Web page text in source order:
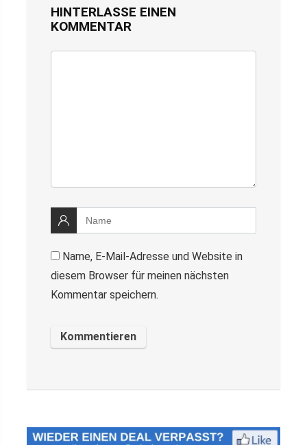
HINTERLASSE EINEN
KOMMENTAR
Name, E-Mail-Adresse und Website in
diesem Browser für meinen nächsten
Kommentar speichern.